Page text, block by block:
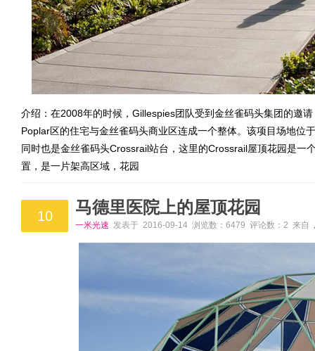
介绍：在2008年的时候，Gillespies团队受到金丝雀码头集团的邀
Poplar区的住宅与金丝雀码头商业区连成一个整体。该项目场地位
同时也是金丝雀码头Crossrail站台，这里的Crossrail屋顶花园是一
置，是一片架高区域，花园
10 马德里医院上的屋顶花园
一米光速 发表于 2016-09-14 浏览数：6479 评论数：2 来自